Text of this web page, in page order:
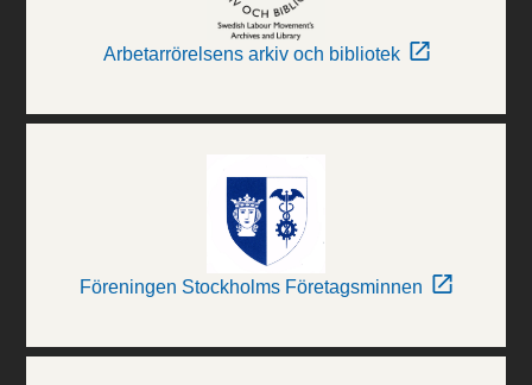
Arbetarrörelsens arkiv och bibliotek
Föreningen Stockholms Företagsminnen